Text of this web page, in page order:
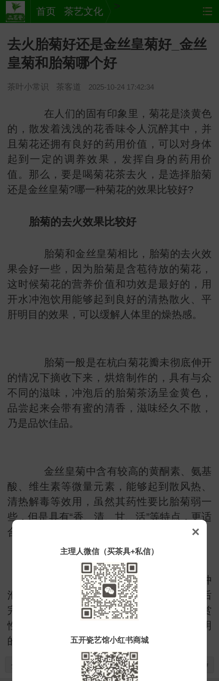
×
主理人微信（买茶具+私信）
五开瓷艺馆小红书商城
茶
叶
首页 >
茶艺文化
网站
地图
去火胎菊好还是金丝皇菊好_金丝
皇菊和胎菊哪个好
茶叶小常识 茶客道 2025-10-24 17:42:34
在人们的固有印象里，菊花是淡黄色
的，散发着浅浅的花香味令人沉醉其中，并
且菊花还拥有良好的药用价值，可以对身体
起到一定的调养效果，发挥自身的药用价
值。那么，要是喝菊花茶去火，是选择胎菊
还是金丝皇菊?哪一种菊花的效果比较好?
胎菊的去火效果比较好
胎菊和金丝皇菊相比，胎菊的去火效
果会好一些，因为胎菊是含苞待放的菊花，
这时候菊花的营养价值和功效是最好的，用
开水冲泡饮用能够起到良好的清热散火、平
肝明目的效果，可以缓解人体里的燥热感。
胎菊一般是在杭白菊花瓣未彻底伸开
的情况下摘收下来，烘焙制作的，具有与众
不同的滋味，冲泡后的胎菊茶汤呈金黄色，
品尝起来会带有蜜的清香，滋味经久不散，
乃是品饮佳品。
金丝皇菊中含有较高的黄酮素、氨基
酸、维生素等微量元素，能够起到散风热、
清热解毒等效用，虽然其药性要比胎菊弱一
些，但是具有“香、清、甘、活”等特点，更适
合饮用和食用。
另外，金丝皇菊体积较大，用开水冲
泡后会在水中像滚绣球似的翻滚，直到最后
完全盛开，显得格外好看，具有极高的观赏
性。所以在冲泡金丝皇菊时，建议使用透明
的玻璃茶具，能够达到直观的观赏效果。
分享到